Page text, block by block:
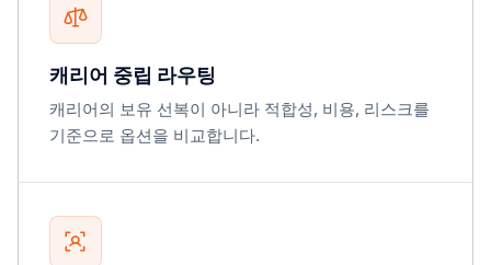
캐리어 중립 라우팅
캐리어의 보유 선복이 아니라 적합성, 비용, 리스크를
기준으로 옵션을 비교합니다.